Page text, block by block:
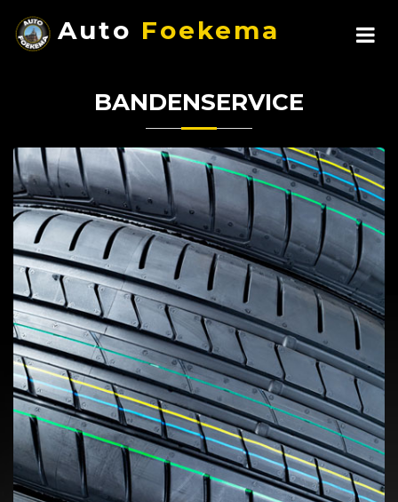
Auto Foekema
BANDENSERVICE